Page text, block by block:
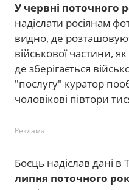
У червні поточного
надіслати росіянам
видно, де
військової частини,
де зберігається
"послугу" куратор
чоловікові півтори
Реклама
Боєць надіслав дані
липня поточного